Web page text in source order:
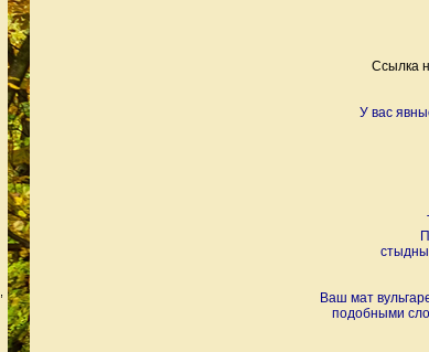
Ссылка
У вас
Ваш мат
подобными